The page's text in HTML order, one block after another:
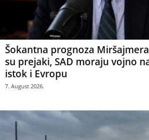
Šokantna prognoza
su prejaki, SAD moraju vojno
istok i Evropu
7. August 2026.